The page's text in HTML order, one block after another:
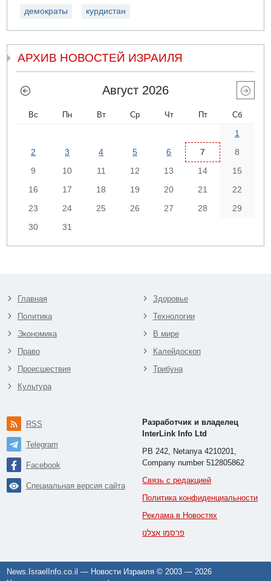
демократы курдистан
АРХИВ НОВОСТЕЙ ИЗРАИЛЯ
Август 2026
Вс Пн Вт Ср Чт Пт Сб
1
2
3 4 5 6 7
8
9
10 11 12 13 14
15
16
17 18 19 20 21
22
23
24 25 26 27 28
29
30
31
Главная
Политика
Экономика
Право
Происшествия
Культура
Здоровье
Технологии
В мире
Калейдоскоп
Трибуна
RSS
Telegram
Facebook
Специальная версия сайта
Разработчик и владелец
InterLink Info Ltd
PB 242, Netanya 4210201,
Company number 512805862
Связь с редакцией
Политика конфиденциальности
Реклама в Новостях
פרסמו אצלנו
News.IsraelInfo.co.il — Новости Израиля © 2003 —2026